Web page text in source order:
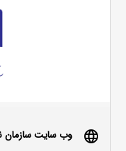
language وب سایت سازمان